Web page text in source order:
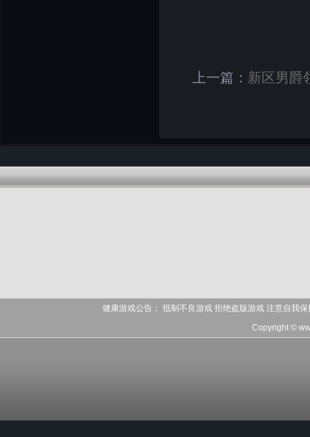
上一篇： 新区男爵
健康游戏公告： 抵制不良游戏 拒绝盗版游戏 注意自我
Copyright ©